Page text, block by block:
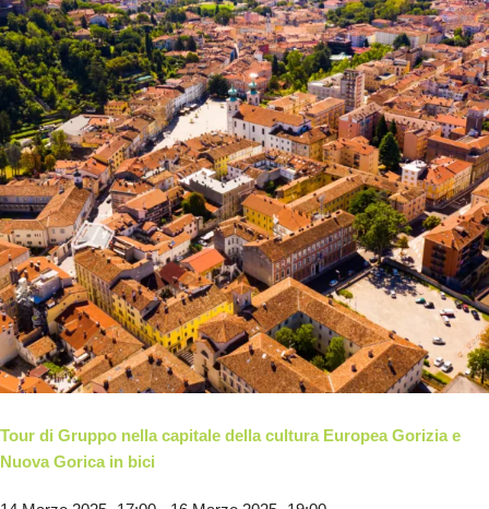
Tour di Gruppo nella capitale della cultura Europea Gorizia e
Nuova Gorica in bici